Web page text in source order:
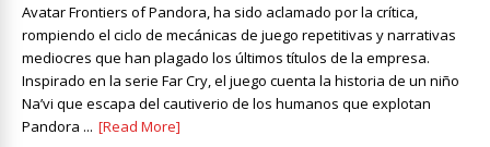
Avatar Frontiers of Pandora, ha sido aclamado por la crítica,
rompiendo el ciclo de mecánicas de juego repetitivas y narrativas
mediocres que han plagado los últimos títulos de la empresa.
Inspirado en la serie Far Cry, el juego cuenta la historia de un niño
Na’vi que escapa del cautiverio de los humanos que explotan
Pandora ... [Read More]